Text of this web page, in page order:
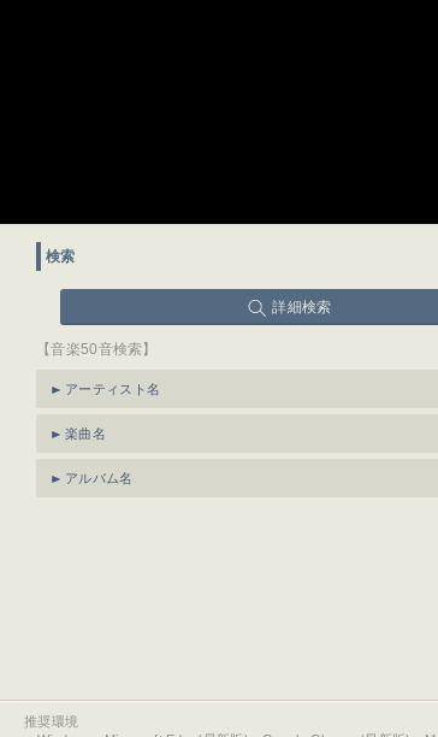
検索
詳細検索
【音楽50音検索】
アーティスト名
楽曲名
アルバム名
推奨環境